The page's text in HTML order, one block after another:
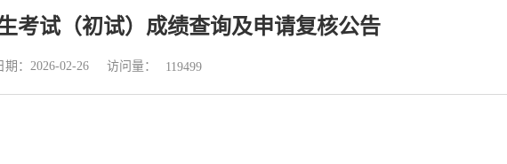
考试（初试）成绩查询及申请复核公告
期：2026-02-26 访问量： 119499